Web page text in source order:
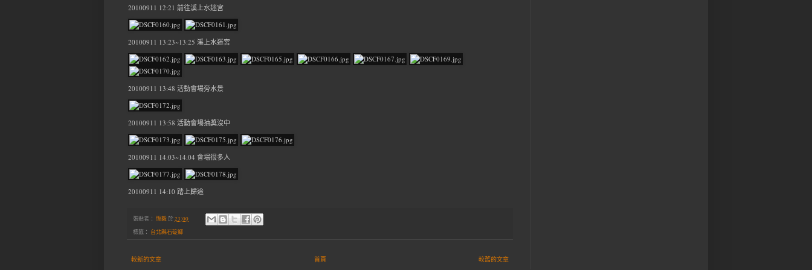
20100911 12:21 前往溪上水迷宮
20100911 13:23~13:25 溪上水迷宮
20100911 13:48 活動會場旁水景
20100911 13:58 活動會場抽獎沒中
20100911 14:03~14:04 會場很多人
20100911 14:10 踏上歸途
張貼者： 恆毅於23:00
標籤： 台北縣石碇鄉
較新的文章 較舊的文章
首頁